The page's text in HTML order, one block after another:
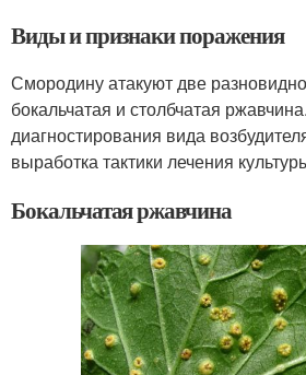
Виды и признаки поражения
Смородину атакуют две
бокальчатая и столбчатая
диагностирования вида
выработка тактики лечения
Бокальчатая ржавчина